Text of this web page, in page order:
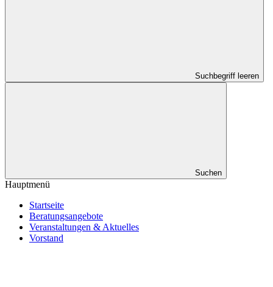
Suchbegriff leeren
Suchen
Hauptmenü
Startseite
Beratungsangebote
Veranstaltungen & Aktuelles
Vorstand